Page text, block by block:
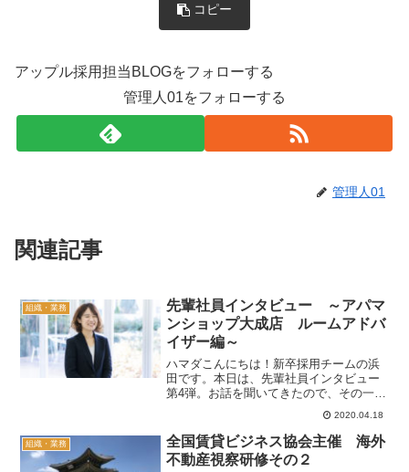
コピー
アップル採用担当BLOGをフォローする
管理人01をフォローする
管理人01
関連記事
組織・業務
先輩社員インタビュー ～アパマ
ンショップ大成店 ルームアドバ
イザー編～
ハマダこんにちは！新卒採用チームの浜
田です。本日は、先輩社員インタビュー
第4弾。お話を聞いてきたので、その一部
をご紹介します！先輩社員インタビュ
ー ～大成店 ルームアドバイザー編～
本社ビル1Fにある大成店。見かけるとい
つも笑顔の黒岡さん(*...
2020.04.18
組織・業務
全国賃貸ビジネス協会主催 海外
不動産視察研修その２